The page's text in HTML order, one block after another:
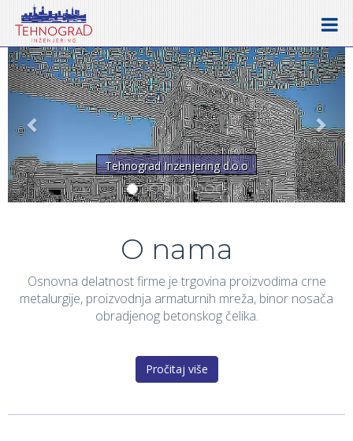
Flexi Plus 32
Prethodno
O nama
Osnovna delatnost firme je trgovina proizvodima crne
metalurgije, proizvodnja armaturnih mreža, binor nosača
obradjenog betonskog čelika.
Pročitaj više